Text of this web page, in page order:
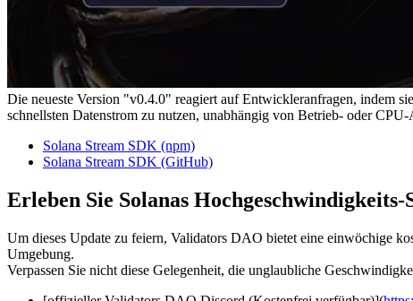
Die neueste Version "v0.4.0" reagiert auf Entwickleranfragen, indem
schnellsten Datenstrom zu nutzen, unabhängig von Betrieb- oder
Solana Stream SDK (npm)
Solana Stream SDK (GitHub)
Erleben Sie Solanas
Um dieses Update zu feiern, Validators DAO bietet eine einwöchige
Umgebung.
Verpassen Sie nicht diese Gelegenheit, die unglaubliche